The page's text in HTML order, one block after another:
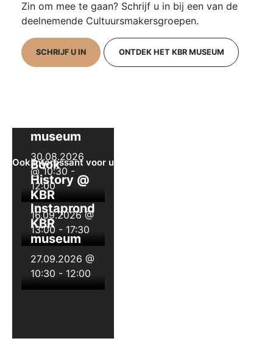
Zin om mee te gaan? Schrijf u in bij een van de
deelnemende Cultuursmakersgroepen.
SCHRIJF U IN ONTDEK HET KBR MUSEUM
Ook interessant voor u
museum
30.08.2026
@ 10:30 -
12:00
Book
History @
KBR
16.09.2026 @
13:00 - 17:30
Instaprondleiding
KBR
museum
27.09.2026 @
10:30 - 12:00